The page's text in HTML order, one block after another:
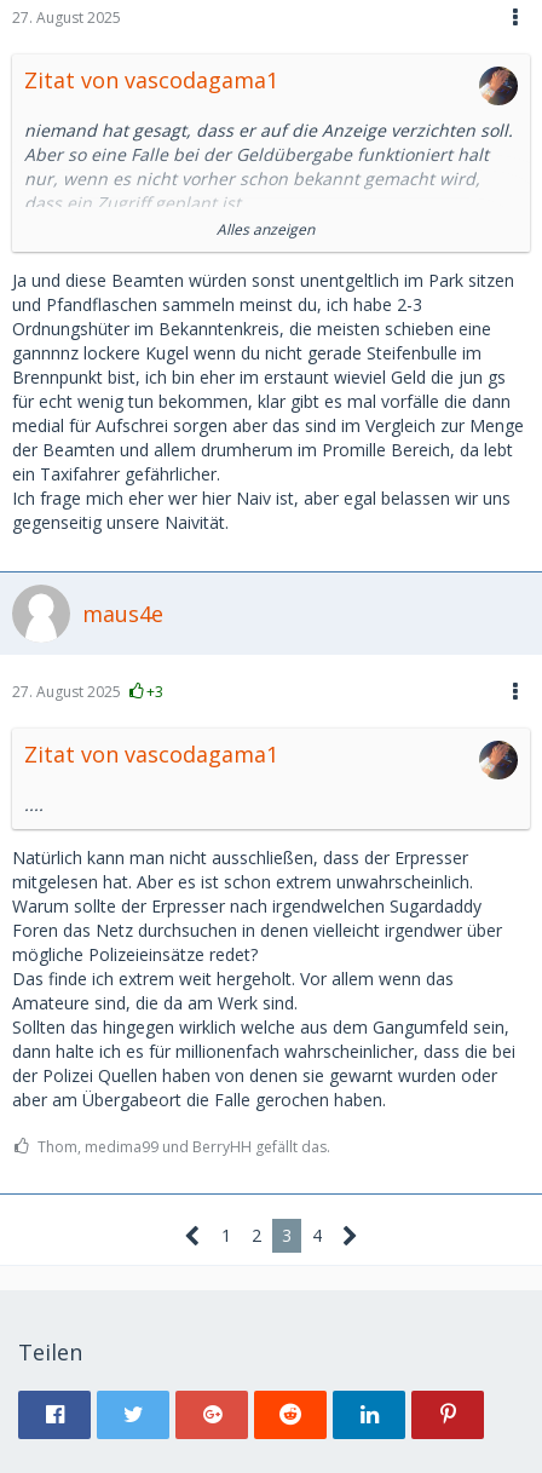
27. August 2025
Zitat von vascodagama1
niemand hat gesagt, dass er auf die Anzeige verzichten soll.
Aber so eine Falle bei der Geldübergabe funktioniert halt
nur, wenn es nicht vorher schon bekannt gemacht wird,
dass ein Zugriff geplant ist.
Und natürlich lesen hier auch die Bösen oder deren Helfer
mit.
Und natürlich entstehen dadurch Kosten, auch wenn die
Beamten gerade sowieso im Dienst sind.
Wenn es um organisierte Kriminalität geht, und das ist bei
der Beteiligung der HA der Fall,
muss man damit rechnen, dass Waffen im Spiel sind.
Dann sind einige Beamte im Einsatz plus SEK.
Aber bewahrt euch eure Unbeschwertheit und eure
kindliche Naivität.
Ich fass es nicht.
Alles anzeigen
Ja und diese Beamten würden sonst unentgeltlich im Park sitzen
und Pfandflaschen sammeln meinst du, ich habe 2-3
Ordnungshüter im Bekanntenkreis, die meisten schieben eine
gannnnz lockere Kugel wenn du nicht gerade Steifenbulle im
Brennpunkt bist, ich bin eher im erstaunt wieviel Geld die jun gs
für echt wenig tun bekommen, klar gibt es mal vorfälle die dann
medial für Aufschrei sorgen aber das sind im Vergleich zur Menge
der Beamten und allem drumherum im Promille Bereich, da lebt
ein Taxifahrer gefährlicher.
Ich frage mich eher wer hier Naiv ist, aber egal belassen wir uns
gegenseitig unsere Naivität.
maus4e
27. August 2025 +3
Zitat von vascodagama1
....
Natürlich kann man nicht ausschließen, dass der Erpresser
mitgelesen hat. Aber es ist schon extrem unwahrscheinlich.
Warum sollte der Erpresser nach irgendwelchen Sugardaddy
Foren das Netz durchsuchen in denen vielleicht irgendwer über
mögliche Polizeieinsätze redet?
Das finde ich extrem weit hergeholt. Vor allem wenn das
Amateure sind, die da am Werk sind.
Sollten das hingegen wirklich welche aus dem Gangumfeld sein,
dann halte ich es für millionenfach wahrscheinlicher, dass die bei
der Polizei Quellen haben von denen sie gewarnt wurden oder
aber am Übergabeort die Falle gerochen haben.
Thom, medima99 und BerryHH gefällt das.
1 2 3 4
Teilen